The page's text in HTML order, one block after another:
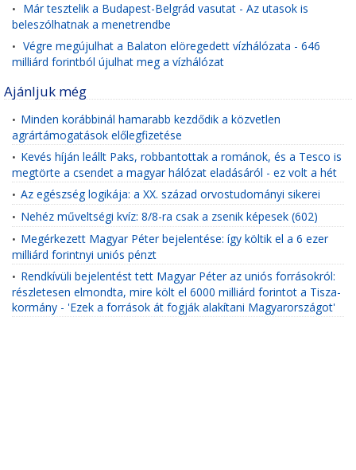
• Már tesztelik a Budapest-Belgrád vasutat - Az utasok is
beleszólhatnak a menetrendbe
• Végre megújulhat a Balaton elöregedett vízhálózata - 646
milliárd forintból újulhat meg a vízhálózat
Ajánljuk még
• Minden korábbinál hamarabb kezdődik a közvetlen
agrártámogatások előlegfizetése
• Kevés híján leállt Paks, robbantottak a románok, és a Tesco is
megtörte a csendet a magyar hálózat eladásáról - ez volt a hét
• Az egészség logikája: a XX. század orvostudományi sikerei
• Nehéz műveltségi kvíz: 8/8-ra csak a zsenik képesek (602)
• Megérkezett Magyar Péter bejelentése: így költik el a 6 ezer
milliárd forintnyi uniós pénzt
• Rendkívüli bejelentést tett Magyar Péter az uniós forrásokról:
részletesen elmondta, mire költ el 6000 milliárd forintot a Tisza-
kormány - 'Ezek a források át fogják alakítani Magyarországot'